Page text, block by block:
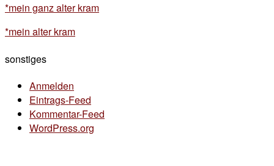
*mein ganz alter kram
*mein alter kram
sonstiges
Anmelden
Eintrags-Feed
Kommentar-Feed
WordPress.org